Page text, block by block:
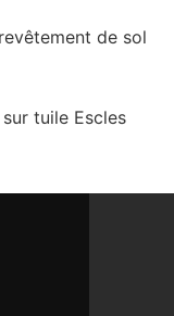
de sol
tuile Escles